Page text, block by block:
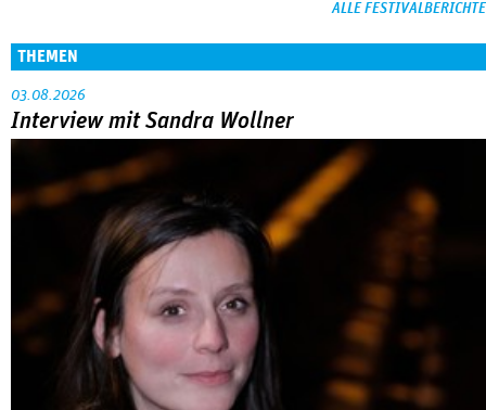
ALLE FESTIVALBERICHTE
THEMEN
03.08.2026
Interview mit Sandra Wollner